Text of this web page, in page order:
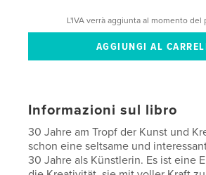
L'IVA verrà aggiunta al momento del
Informazioni sul libro
30 Jahre am Tropf der Kunst und
schon eine seltsame und
30 Jahre als Künstlerin. Es ist eine